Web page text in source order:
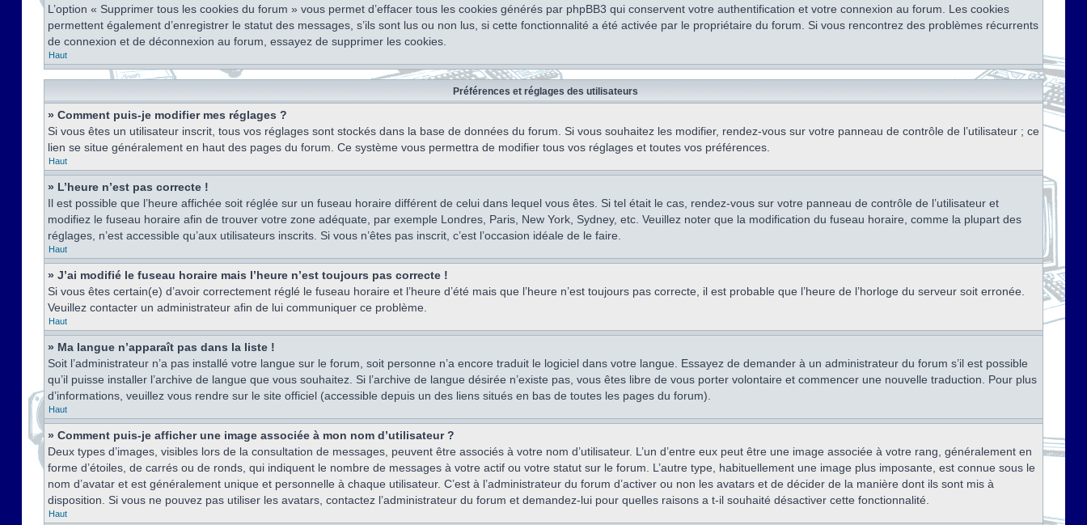
L’option « Supprimer tous les cookies du forum » vous permet d’effacer tous les cookies générés par phpBB3 qui conservent votre authentification et votre connexion au forum. Les cookies
permettent également d’enregistrer le statut des messages, s’ils sont lus ou non lus, si cette fonctionnalité a été activée par le propriétaire du forum. Si vous rencontrez des problèmes récurrents
de connexion et de déconnexion au forum, essayez de supprimer les cookies.
Haut
Préférences et réglages des utilisateurs
» Comment puis-je modifier mes réglages ?
Si vous êtes un utilisateur inscrit, tous vos réglages sont stockés dans la base de données du forum. Si vous souhaitez les modifier, rendez-vous sur votre panneau de contrôle de l’utilisateur ; ce
lien se situe généralement en haut des pages du forum. Ce système vous permettra de modifier tous vos réglages et toutes vos préférences.
Haut
» L’heure n’est pas correcte !
Il est possible que l’heure affichée soit réglée sur un fuseau horaire différent de celui dans lequel vous êtes. Si tel était le cas, rendez-vous sur votre panneau de contrôle de l’utilisateur et
modifiez le fuseau horaire afin de trouver votre zone adéquate, par exemple Londres, Paris, New York, Sydney, etc. Veuillez noter que la modification du fuseau horaire, comme la plupart des
réglages, n’est accessible qu’aux utilisateurs inscrits. Si vous n’êtes pas inscrit, c’est l’occasion idéale de le faire.
Haut
» J’ai modifié le fuseau horaire mais l’heure n’est toujours pas correcte !
Si vous êtes certain(e) d’avoir correctement réglé le fuseau horaire et l’heure d’été mais que l’heure n’est toujours pas correcte, il est probable que l’heure de l’horloge du serveur soit erronée.
Veuillez contacter un administrateur afin de lui communiquer ce problème.
Haut
» Ma langue n’apparaît pas dans la liste !
Soit l’administrateur n’a pas installé votre langue sur le forum, soit personne n’a encore traduit le logiciel dans votre langue. Essayez de demander à un administrateur du forum s’il est possible
qu’il puisse installer l’archive de langue que vous souhaitez. Si l’archive de langue désirée n’existe pas, vous êtes libre de vous porter volontaire et commencer une nouvelle traduction. Pour plus
d’informations, veuillez vous rendre sur le site officiel (accessible depuis un des liens situés en bas de toutes les pages du forum).
Haut
» Comment puis-je afficher une image associée à mon nom d’utilisateur ?
Deux types d’images, visibles lors de la consultation de messages, peuvent être associés à votre nom d’utilisateur. L’un d’entre eux peut être une image associée à votre rang, généralement en
forme d’étoiles, de carrés ou de ronds, qui indiquent le nombre de messages à votre actif ou votre statut sur le forum. L’autre type, habituellement une image plus imposante, est connue sous le
nom d’avatar et est généralement unique et personnelle à chaque utilisateur. C’est à l’administrateur du forum d’activer ou non les avatars et de décider de la manière dont ils sont mis à
disposition. Si vous ne pouvez pas utiliser les avatars, contactez l’administrateur du forum et demandez-lui pour quelles raisons a t-il souhaité désactiver cette fonctionnalité.
Haut